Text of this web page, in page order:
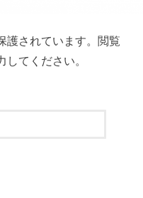
護されています。閲覧
てください。